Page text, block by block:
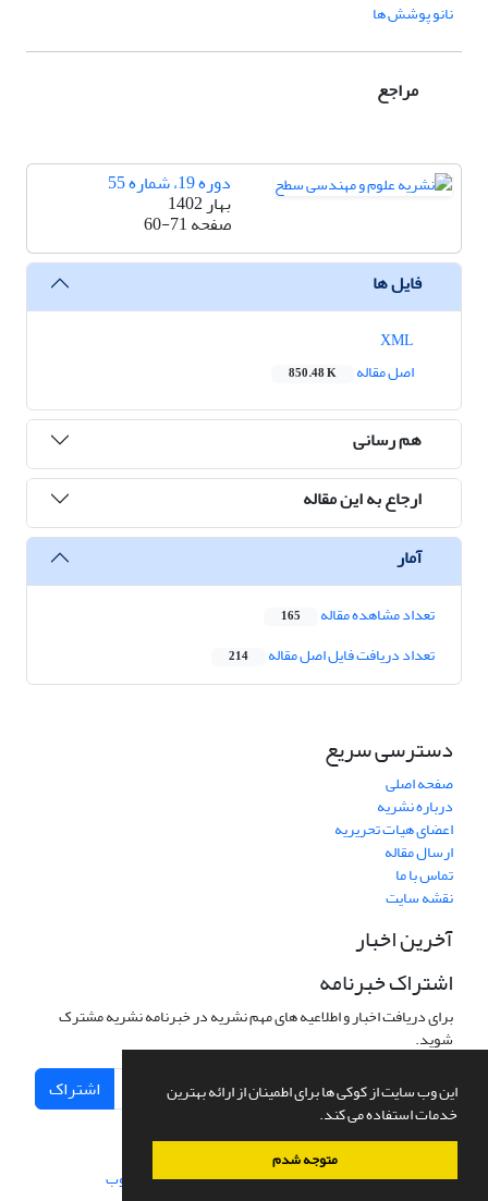
این وب سایت از کوکی ها برای اطمینان از ارائه بهترین
خدمات استفاده می کند.
متوجه شدم
نانو پوشش ها
مراجع
دوره 19، شماره 55
بهار 1402
صفحه60-71
فایل ها
اصل مقاله
850.48 K
هم رسانی
ارجاع به این مقاله
آمار
تعداد مشاهده مقاله 165
تعداد دریافت فایل اصل مقاله 214
دسترسی سریع
صفحه اصلی
درباره نشریه
اعضای هیات تحریریه
ارسال مقاله
تماس با ما
نقشه سایت
آخرین اخبار
اشتراک خبرنامه
برای دریافت اخبار و اطلاعیه های مهم نشریه در خبرنامه نشریه مشترک
شوید.
اشتراک
سامانه مدیریت نشریات علمی.طراحی و پیاده سازی از سیناوب